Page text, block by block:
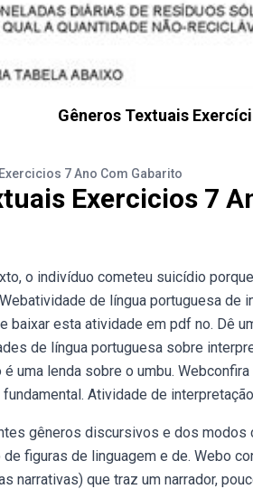
Gêneros Textuais
7 Ano Com Gabarito
Exercicios 7
o indivíduo cometeu suicídio
de língua portuguesa de
baixar esta atividade em pdf no. Dê
de língua portuguesa sobre
uma lenda sobre o umbu.
Atividade de
gêneros discursivos e dos
figuras de linguagem e de. Webo
narrativas) que traz um narrador,